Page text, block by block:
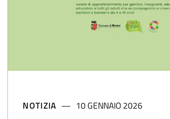
NOTIZIA 10 GENNAIO 2026